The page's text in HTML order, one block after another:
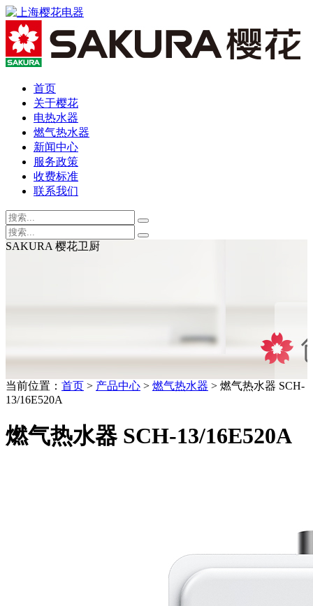
首页
关于樱花
电热水器
燃气热水器
新闻中心
服务政策
收费标准
联系我们
SAKURA 樱花卫厨
当前位置： 首页 > 产品中心 > 燃气热水器 > 燃气热水器 SCH-
13/16E520A
燃气热水器 SCH-13/16E520A